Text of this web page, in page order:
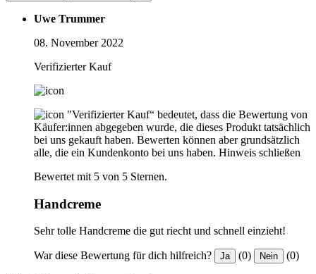
Uwe Trummer
08. November 2022
Verifizierter Kauf
"Verifizierter Kauf“ bedeutet, dass die Bewertung von
Käufer:innen abgegeben wurde, die dieses Produkt tatsächlich
bei uns gekauft haben. Bewerten können aber grundsätzlich
alle, die ein Kundenkonto bei uns haben. Hinweis schließen
Bewertet mit 5 von 5 Sternen.
Handcreme
Sehr tolle Handcreme die gut riecht und schnell einzieht!
War diese Bewertung für dich hilfreich? Ja (0) Nein (0)